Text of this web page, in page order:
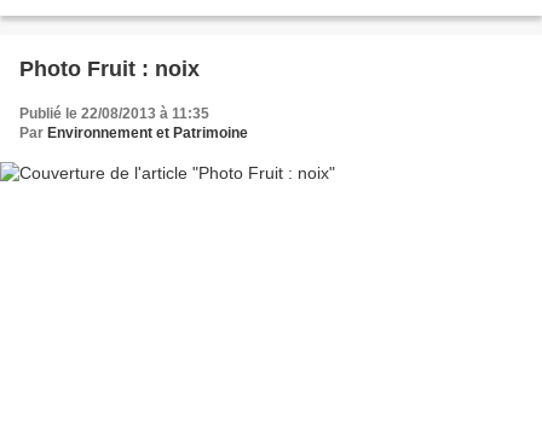
Photo Fruit : noix
Publié le 22/08/2013 à 11:35
Par Environnement et Patrimoine